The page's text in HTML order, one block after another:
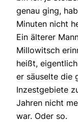
genau ging,
Minuten nicht
Ein älterer
Millowitsch
heißt,
er säuselte die
Inzestgebiete
Jahren nicht
war. Oder so.